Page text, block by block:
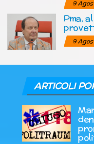
9
Pma,
9
ARTICOLI